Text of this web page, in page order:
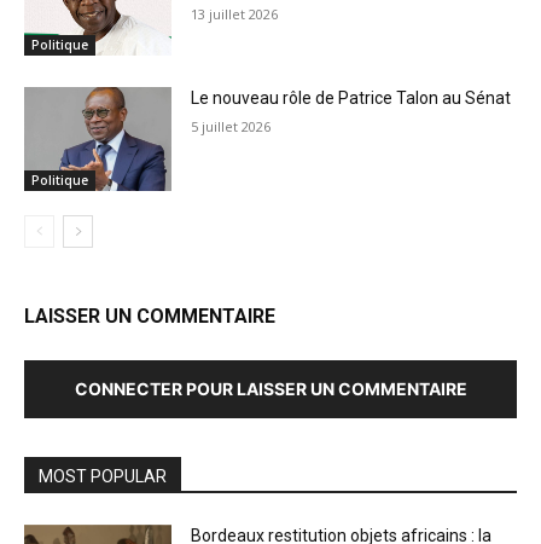
Politique
13 juillet 2026
Politique
Le nouveau rôle de Patrice Talon au Sénat
5 juillet 2026
LAISSER UN COMMENTAIRE
CONNECTER POUR LAISSER UN COMMENTAIRE
MOST POPULAR
Bordeaux restitution objets africains : la